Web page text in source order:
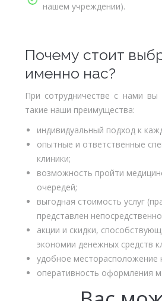
нашем учреждении).
Почему стоит
именно нас?
При сотрудничестве с нами
такие наши преимущества:
индивидуальный подход к
опытные и ответственные
клиники;
возможность пройти
очередей;
выгодная стоимость услуг
представлен
акции и скидки,
экономии денежных средств
удобное месторасположение
оперативность оформления